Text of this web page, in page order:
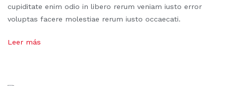
cupiditate enim odio in libero rerum veniam iusto error
voluptas facere molestiae rerum iusto occaecati.
Leer más